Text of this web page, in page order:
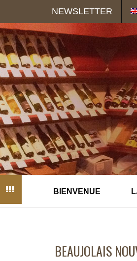
NEWSLETTER
BIENVENUE
BEAUJOLAIS
Panneau de gestion des cookies